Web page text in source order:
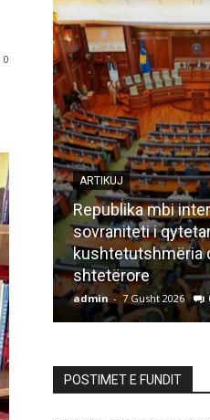
0
ARTIKUJ
Republika mbi
sovraniteti i
kushtetutshmëria
shtetërore
admin - 7 Gusht 2026
POSTIMET E FUNDIT